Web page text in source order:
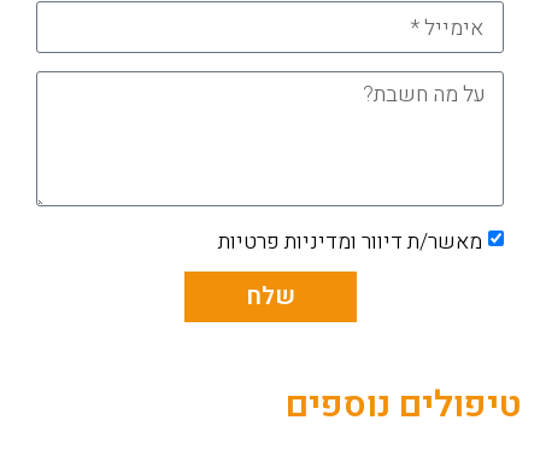
מאשר/ת דיוור ומדיניות פרטיות
שלח
טיפולים נוספים